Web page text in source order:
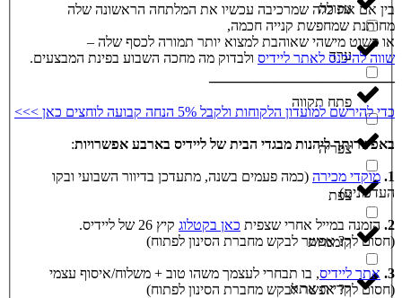
עפולה
ערד
פתח תקווה
צפריה
צפת
קוממיות
קריית אתא
בין אם את כלה שמרכיבה עכשיו את המלתחה הראשונה שלה
מחותנת שמחפשת קנייה חכמה,
או פשוט מישהי שאוהבת למצוא יותר תמורה לכסף שלה –
שווה להיכנס לאתר ליידיסולבדוק מה מחכה השבוע בפינת המבצעים.
_______________________
כדי להירשם למועדון הלקוחות ולקבל 5% הנחה קבועה לוחצים כאן >>>
באפשרותך ליהנות מבגדי הבית של ליידיס בארבע אפשרויות:
1. מוקדי מכירה(כמה פעמים בשנה, מתעדכן בדיוור השבועי ובקו
העדכונים)
2. הזמנה במייל אחרי שצפית כאן בקטלוגקיץ 26 של ליידיס.
(חסום לך? אפשר לבקש מחברת הסינון לפתוח)
3. אתר ליידיס, בו תבחרי לעצמך משהו טוב + משלוח/איסוף עצמי
(חסום לך? אפשר לבקש מחברת הסינון לפתוח)